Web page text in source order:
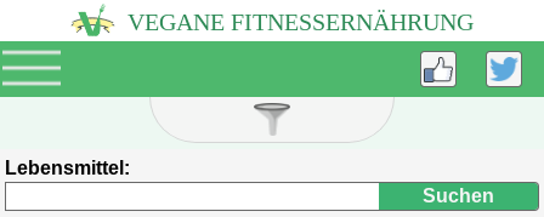
VEGANE FITNESSERNÄHRUNG
Lebensmittel: